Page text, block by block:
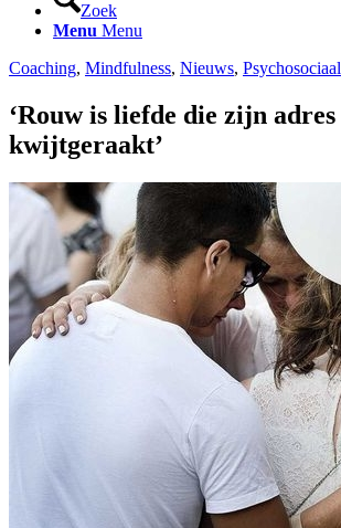
Zoek
Menu Menu
Coaching, Mindfulness, Nieuws, Psychosociaal
‘Rouw is liefde die zijn adres
kwijtgeraakt’